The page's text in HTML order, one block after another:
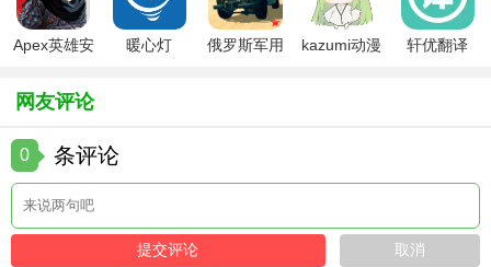
5. 界面友好：简洁明了的界面设计，易于上手，提升用户体
验。
【遇见她APP优势】
1. 用户基数大：拥有庞大的用户群体，覆盖各个年龄段和职
业背景，增加交友选择。
2. 高匹配度：智能算法不断优化，提高匹配准确度，让用户
更快找到合适的人。
Apex英雄安
暖心灯
俄罗斯军用
kazumi动漫
轩优翻译
网友评论
0 条评论